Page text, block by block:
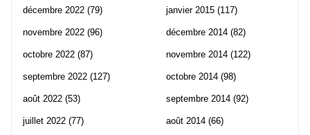
décembre 2022 (79)
novembre 2022 (96)
octobre 2022 (87)
septembre 2022 (127)
août 2022 (53)
juillet 2022 (77)
janvier 2015 (117)
décembre 2014 (82)
novembre 2014 (122)
octobre 2014 (98)
septembre 2014 (92)
août 2014 (66)